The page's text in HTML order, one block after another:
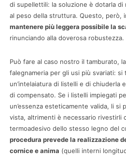
di supellettili: la soluzione è dotarla
al peso della struttura. Questo, però,
mantenere più leggera possibile la
rinunciando alla doverosa robustezza.
Può fare al caso nostro il tamburato,
falegnameria per gli usi più svariati: si
un’intelaiatura di listelli e di chiuderla
di compensato. Se i listelli impiegati
un’essenza esteticamente valida, li si
vista, altrimenti è necessario rivestirli
termoadesivo dello stesso legno del
procedura prevede la realizzazione
cornice e anima (quelli interni